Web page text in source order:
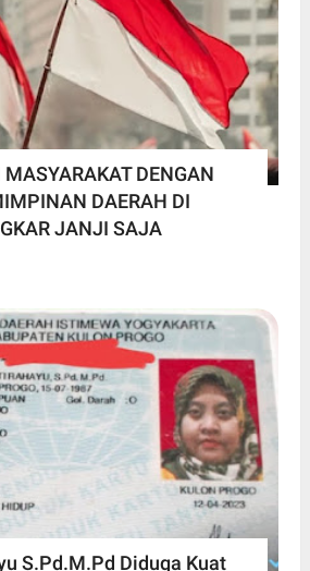
DENGAN
DAERAH DI
JANJI SAJA
S.Pd.M.Pd Diduga Kuat